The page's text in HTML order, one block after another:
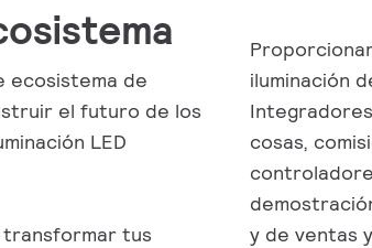
ecosistema de
el futuro de los
LED
tus
iluminación
cosas,
y de ventas